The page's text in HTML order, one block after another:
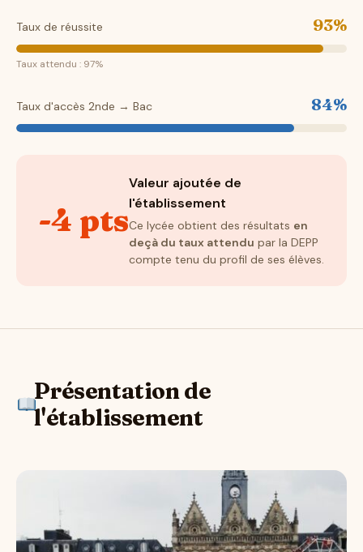
Taux de réussite 93%
Taux attendu : 97%
Taux d'accès 2nde → Bac 84%
-4 pts
Valeur ajoutée de
l'établissement
Ce lycée obtient des résultats en
deçà du taux attendu par la DEPP
compte tenu du profil de ses élèves.
Présentation de
l'établissement